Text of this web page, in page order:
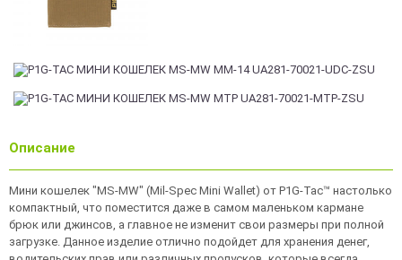
Описание
Мини кошелек "MS-MW" (Mil-Spec Mini Wallet) от P1G-Tac™ настолько
компактный, что поместится даже в самом маленьком кармане
брюк или джинсов, а главное не изменит свои размеры при полной
загрузке. Данное изделие отлично подойдет для хранения денег,